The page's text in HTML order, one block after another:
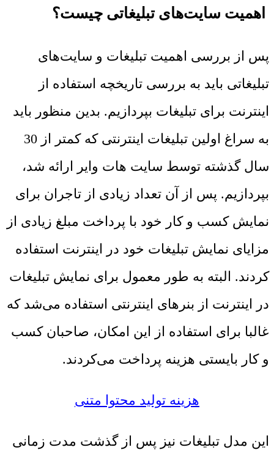
اهمیت سایت‌های تبلیغاتی چیست؟
پس از بررسی اهمیت تبلیغات و سایت‌های
تبلیغاتی باید به بررسی تاریخچه استفاده از
اینترنت برای تبلیغات بپردازیم. بدین منظور باید
به سراغ اولین تبلیغات اینترنتی که کمتر از 30
سال گذشته توسط سایت هات وایر ارائه شد،
بپردازیم. پس از آن تعداد زیادی از تاجران برای
نمایش کسب و کار خود با پرداخت مبلغ زیادی از
مزایای نمایش تبلیغات خود در اینترنت استفاده
کردند. البته به طور معمول برای نمایش تبلیغات
در اینترنت از بنرهای اینترنتی استفاده می‌شد که
غالبا برای استفاده از این امکان، صاحبان کسب
و کار بایستی هزینه پرداخت می‌کردند.
هزینه تولید محتوا متنی
این مدل تبلیغات نیز پس از گذشت مدت زمانی